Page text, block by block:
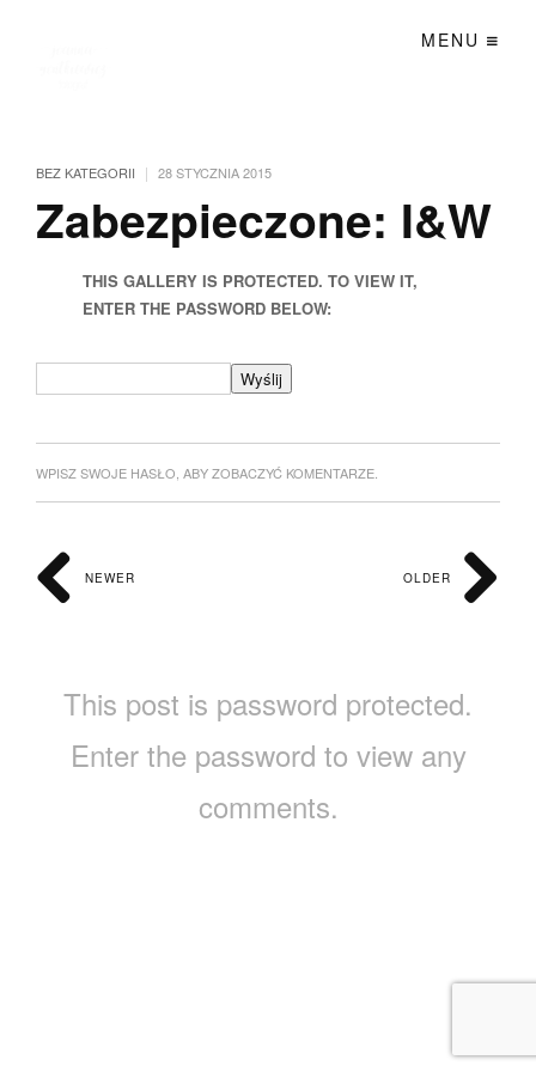
MENU
BEZ KATEGORII | 28 STYCZNIA 2015
Zabezpieczone: I&W
THIS GALLERY IS PROTECTED. TO VIEW IT,
ENTER THE PASSWORD BELOW:
WPISZ SWOJE HASŁO, ABY ZOBACZYĆ KOMENTARZE.
OLDER
NEWER
This post is password protected.
Enter the password to view any
comments.